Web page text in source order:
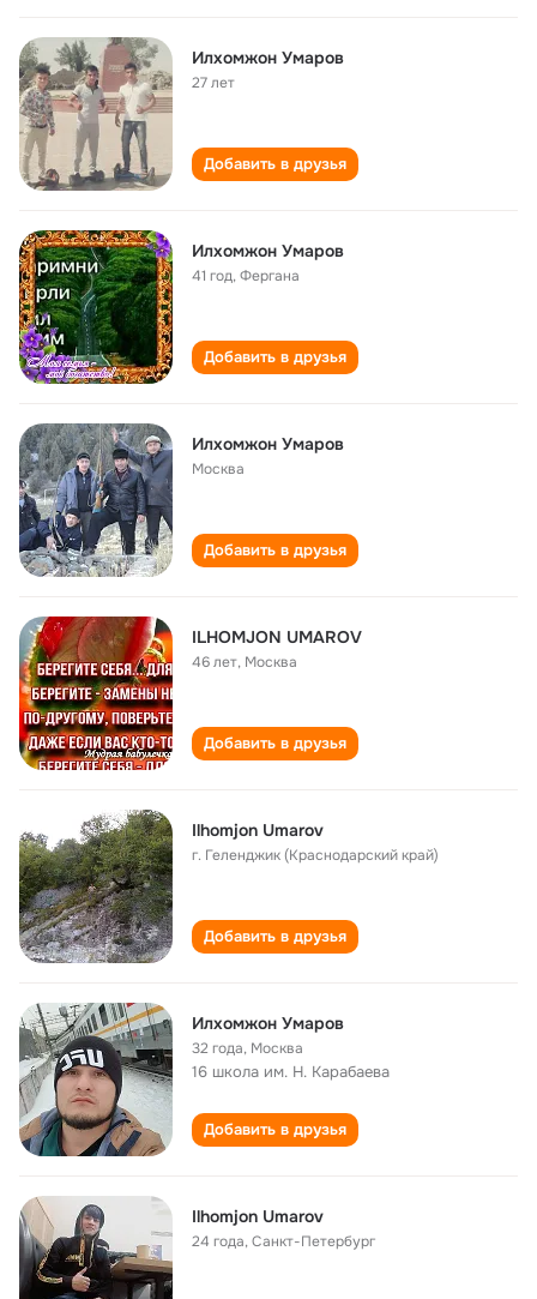
Илхомжон Умаров
27 лет
Добавить в друзья
Илхомжон Умаров
41 год,Фергана
Добавить в друзья
Илхомжон Умаров
Москва
Добавить в друзья
ILHOMJON UMAROV
46 лет, Москва
Добавить в друзья
Ilhomjon Umarov
г. Геленджик (Краснодарский край)
Добавить в друзья
Илхомжон Умаров
32 года, Москва
16 школа им. Н. Карабаева
Добавить в друзья
Ilhomjon Umarov
24 года,Санкт-Петербург